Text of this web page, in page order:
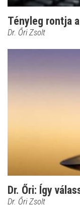
Tényleg rontja
Dr. Őri Zsolt
Dr. Őri: Így
Dr. Őri Zsolt